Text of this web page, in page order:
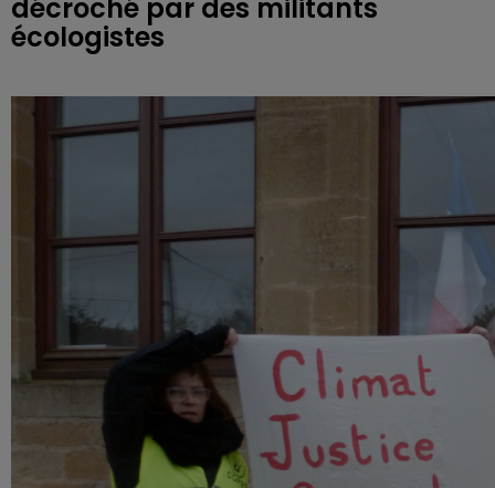
décroché par des militants
écologistes